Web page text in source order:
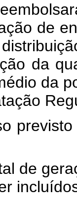
de
da
da
de